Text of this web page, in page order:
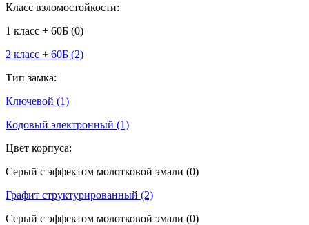
Класс взломостойкости:
1 класс + 60Б (0)
2 класс + 60Б (2)
Тип замка:
Ключевой (1)
Кодовый электронный (1)
Цвет корпуса:
Cерый с эффектом молотковой эмали (0)
Графит структурированный (2)
Серый с эффектом молотковой эмали (0)